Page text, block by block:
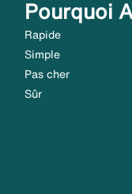
Pourquoi
Rapide
Simple
Pas cher
Sûr